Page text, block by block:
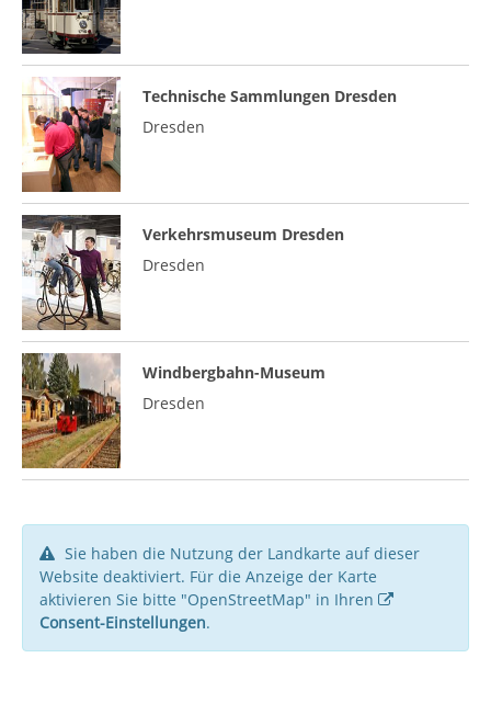
Technische Sammlungen Dresden
Dresden
Verkehrsmuseum Dresden
Dresden
Windbergbahn-Museum
Dresden
Sie haben die Nutzung der Landkarte auf dieser
Website deaktiviert. Für die Anzeige der Karte
aktivieren Sie bitte "OpenStreetMap" in Ihren
Consent-Einstellungen.